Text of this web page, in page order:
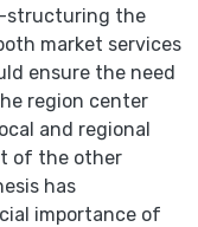
structuring the
market services
ensure the need
region center
and regional
of the other
has
importance of